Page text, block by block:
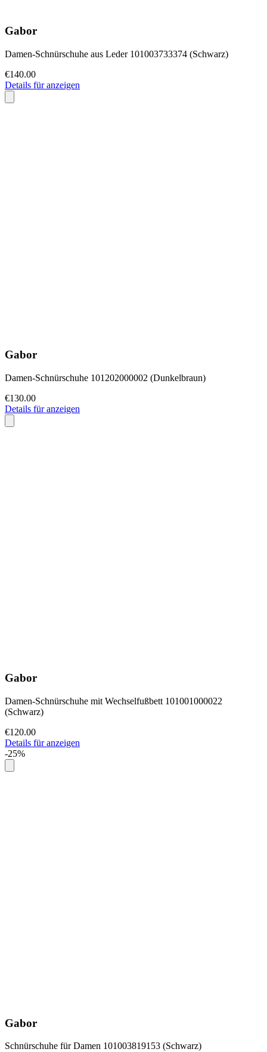
Gabor
Damen-Schnürschuhe aus Leder 101003733374 (Schwarz)
€140.00
Details für anzeigen
Gabor
Damen-Schnürschuhe 101202000002 (Dunkelbraun)
€130.00
Details für anzeigen
Gabor
Damen-Schnürschuhe mit Wechselfußbett 101001000022
(Schwarz)
€120.00
Details für anzeigen
-25%
Gabor
Schnürschuhe für Damen 101003819153 (Schwarz)